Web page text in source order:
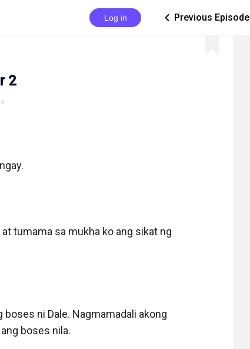
Log in ic_arrow_left Previous Episode
2
tumama sa mukha ko ang sikat ng
ni Dale. Nagmamadali akong
boses nila.